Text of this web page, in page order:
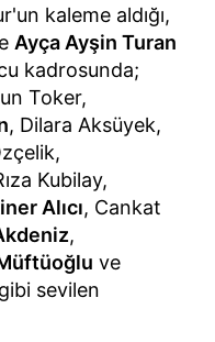
kaleme aldığı,
Ayça Ayşin Turan
kadrosunda;
Toker,
, Dilara Aksüyek,
Kubilay,
Alıcı, Cankat
,
ve
sevilen